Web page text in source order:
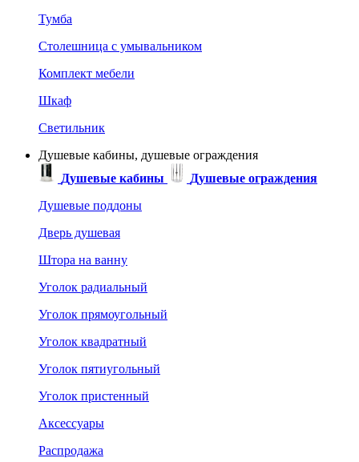
Тумба
Столешница с умывальником
Комплект мебели
Шкаф
Светильник
Душевые кабины, душевые ограждения
Душевые кабины
Душевые ограждения
Душевые поддоны
Дверь душевая
Штора на ванну
Уголок радиальный
Уголок прямоугольный
Уголок квадратный
Уголок пятиугольный
Уголок пристенный
Аксессуары
Распродажа